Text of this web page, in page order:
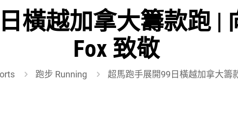
橫越加拿大籌款跑 |
Fox 致敬
跑步 Running 超馬跑手展開99日橫越加拿大籌